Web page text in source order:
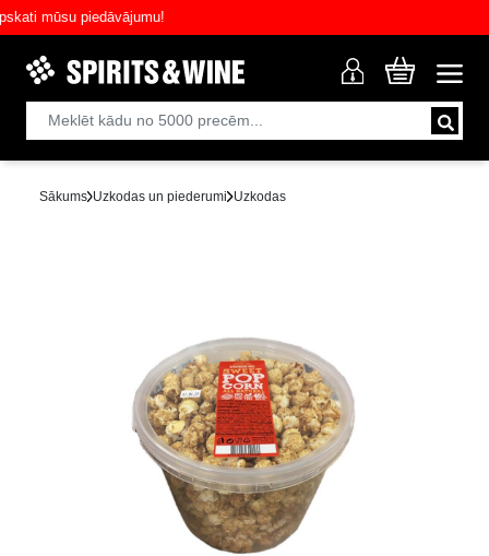
mūsu piedāvājumu!
Sākums Uzkodas un piederumi Uzkodas